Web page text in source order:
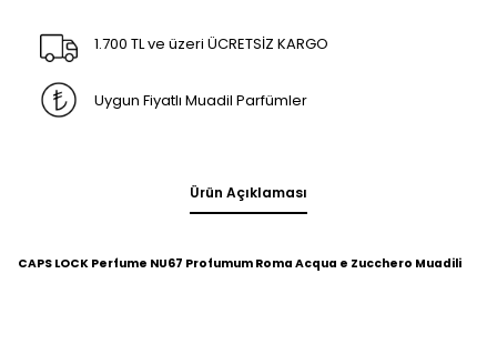
1.700 TL ve üzeri ÜCRETSİZ KARGO
Uygun Fiyatlı Muadil Parfümler
Ürün Açıklaması
CAPS LOCK Perfume NU67 Profumum Roma Acqua e Zucchero Muadili